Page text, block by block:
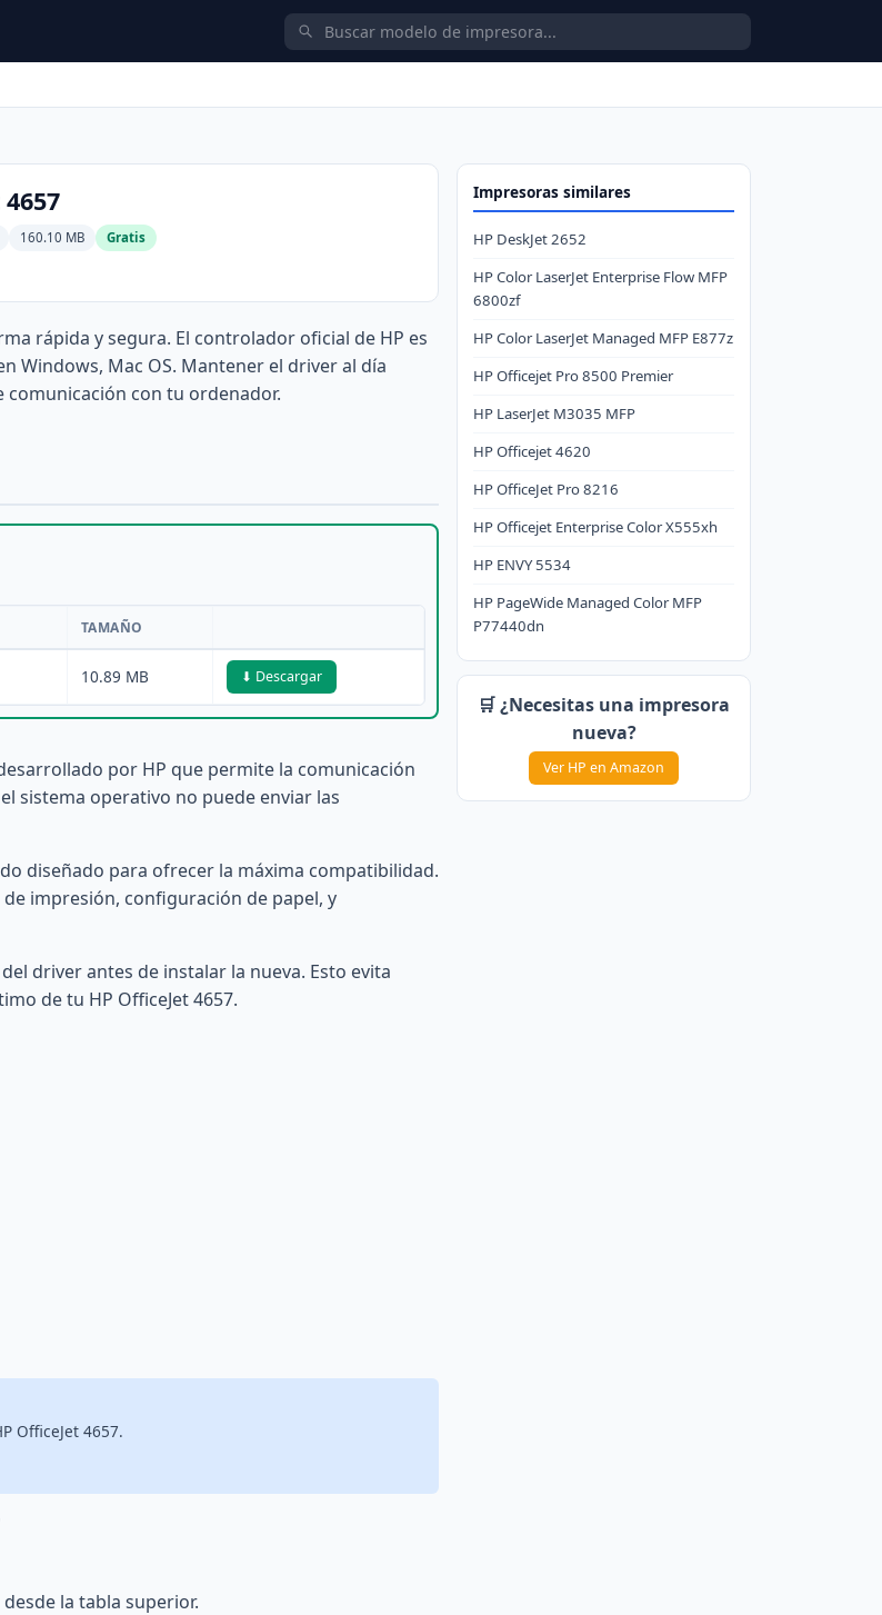
160.10 MB Gratis
rápida y segura. El controlador oficial de HP es
Windows, Mac OS. Mantener el driver al día
con tu ordenador.
TAMAÑO
10.89 MB ⬇ Descargar
por HP que permite la comunicación
sistema operativo no puede enviar las
diseñado para ofrecer la máxima compatibilidad.
impresión, configuración de papel, y
driver antes de instalar la nueva. Esto evita
de tu HP OfficeJet 4657.
OfficeJet 4657.
la tabla superior.
Impresoras similares
HP DeskJet 2652
HP Color LaserJet Enterprise Flow MFP
6800zf
HP Color LaserJet Managed MFP E877z
HP Officejet Pro 8500 Premier
HP LaserJet M3035 MFP
HP Officejet 4620
HP OfficeJet Pro 8216
HP Officejet Enterprise Color X555xh
HP ENVY 5534
HP PageWide Managed Color MFP
P77440dn
🛒 ¿Necesitas una impresora
nueva?
Ver HP en Amazon